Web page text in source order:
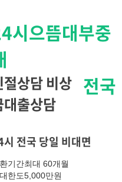
시으뜸대부중
전국
절상담 비상
대출상담
전국 당일 비대면
기간최대 60개월
한도5,000만원